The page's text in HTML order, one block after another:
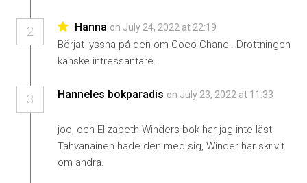
2 Hanna on July 24, 2022 at 22:19
Börjat lyssna på den om Coco Chanel. Drottningen
kanske intressantare.
3 Hanneles bokparadis on July 23, 2022 at 11:33
joo, och Elizabeth Winders bok har jag inte läst,
Tahvanainen hade den med sig, Winder har skrivit
om andra.